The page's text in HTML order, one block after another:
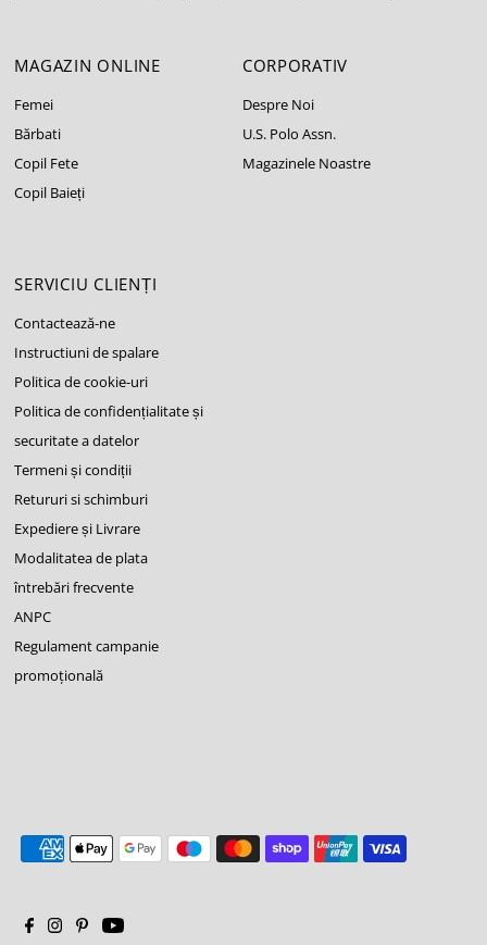
MAGAZIN ONLINE
Femei
Bărbati
Copil Fete
Copil Baieți
CORPORATIV
Despre Noi
U.S. Polo Assn.
Magazinele Noastre
SERVICIU CLIENȚI
Contactează-ne
Instructiuni de spalare
Politica de cookie-uri
Politica de confidențialitate și
securitate a datelor
Termeni și condiții
Retururi si schimburi
Expediere și Livrare
Modalitatea de plata
întrebări frecvente
ANPC
Regulament campanie
promoţională